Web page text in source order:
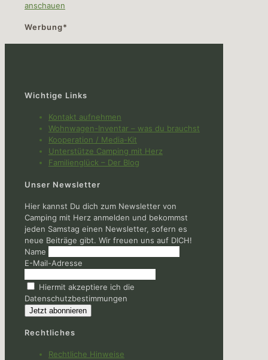
anschauen
Werbung*
Wichtige Links
Kontakt aufnehmen
Wohnwagen-Inventar – was du brauchst
Kooperation / Media-Kit
Unterstütze Camping mit Herz
Familienglück – Der Blog
Unser Newsletter
Hier kannst Du dich zum Newsletter von
Camping mit Herz anmelden und bekommst
jeden Samstag einen Newsletter, sofern es
neue Beiträge gibt. Wir freuen uns auf DICH!
Name
E-Mail-Adresse
Hiermit akzeptiere ich die
Datenschutzbestimmungen
Rechtliches
Rechtliche Hinweise